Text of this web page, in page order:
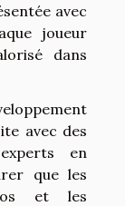
avec
joueur
dans
avec des
en
que les
et les